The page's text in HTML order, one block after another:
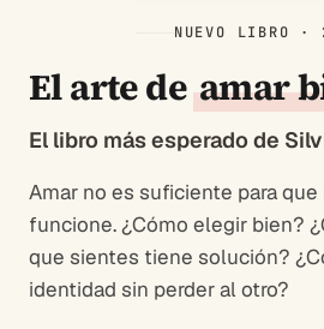
NUEVO LIBRO ·
El arte de amar
El libro más esperado de
Amar no es suficiente para que
funcione. ¿Cómo elegir bien?
que sientes tiene solución?
identidad sin perder al otro?